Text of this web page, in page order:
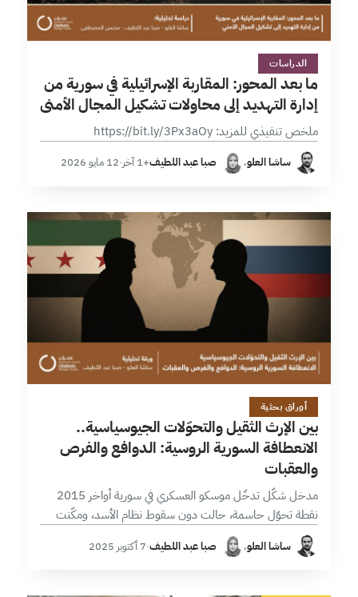
3 دقائق
الدراسات
ما بعد المحور: المقاربة الإسرائيلية في سورية من
إدارة التهديد إلى محاولات تشكيل المجال الأمني
ملخص تنفيذي للمزيد: https://bit.ly/3Px3aOy
ساشا العلو، صبا عبد اللطيف+1 آخر ·12 مايو 2026
28 دقائق
أوراق بحثية
بين الإرث الثقيل والتحوّلات الجيوسياسية..
الانعطافة السورية الروسية: الدوافع والفرص
والعقبات
مدخل شكّل تدخّل موسكو العسكري في سورية أواخر 2015
نقطة تحوّل حاسمة، حالت دون سقوط نظام الأسد، ومكّنت
روسيا من إبراز قدرتها على القتال والتدخل العسكري المباشر
لأول مرة خارج…
ساشا العلو، صبا عبد اللطيف·7 أكتوبر 2025